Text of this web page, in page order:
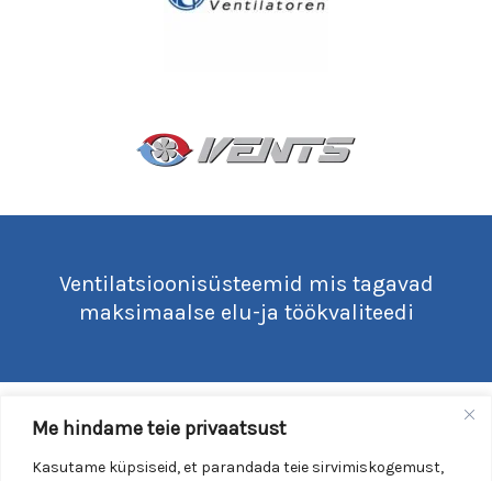
Me hindame teie privaatsust
Kasutame küpsiseid, et parandada teie sirvimiskogemust,
Ventilatsioonisüsteemid mis tagavad
maksimaalse elu-ja töökvaliteedi